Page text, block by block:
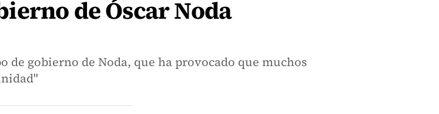
de Óscar Noda
gobierno de Noda, que ha provocado que muchos